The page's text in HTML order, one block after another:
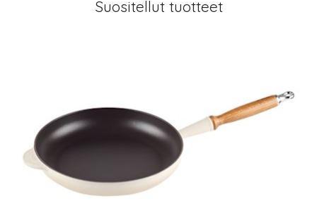
Suositellut tuotteet